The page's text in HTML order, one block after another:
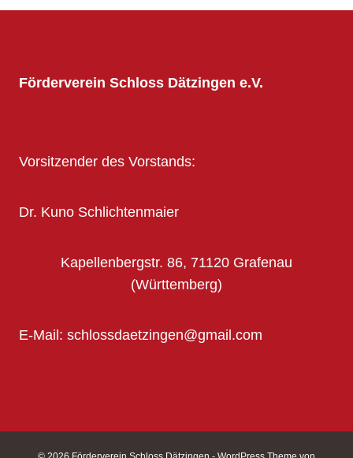
Förderverein Schloss Dätzingen e.V.
Vorsitzender des Vorstands:
Dr. Kuno Schlichtenmaier
Kapellenbergstr. 86, 71120 Grafenau
(Württemberg)
E-Mail: schlossdaetzingen@gmail.com